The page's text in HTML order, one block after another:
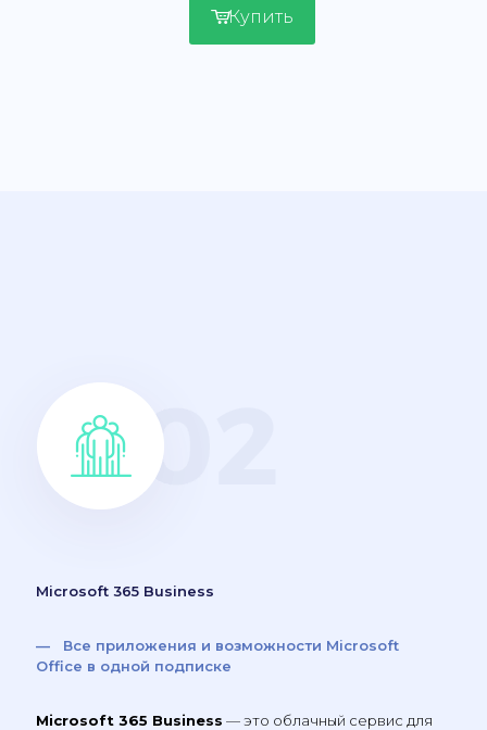
Купить
Microsoft 365 Business
— Все приложения и возможности Microsoft
Office в одной подписке
Microsoft 365 Business — это облачный сервис для